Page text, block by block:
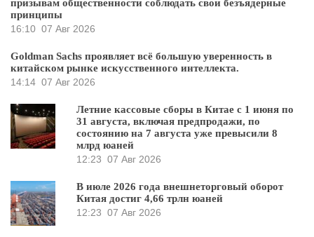
призывам общественности соблюдать свои безъядерные
принципы
16:10 07 Авг 2026
Goldman Sachs проявляет всё большую уверенность в
китайском рынке искусственного интеллекта.
14:14 07 Авг 2026
Летние кассовые сборы в Китае с 1 июня по
31 августа, включая предпродажи, по
состоянию на 7 августа уже превысили 8
млрд юаней
12:23 07 Авг 2026
В июле 2026 года внешнеторговый оборот
Китая достиг 4,66 трлн юаней
12:23 07 Авг 2026